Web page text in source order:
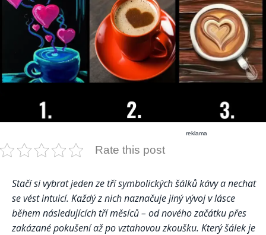
reklama
Rate this post
Stačí si vybrat jeden ze tří symbolických šálků kávy a nechat
se vést intuicí. Každý z nich naznačuje jiný vývoj v lásce
během následujících tří měsíců – od nového začátku přes
zakázané pokušení až po vztahovou zkoušku. Který šálek je